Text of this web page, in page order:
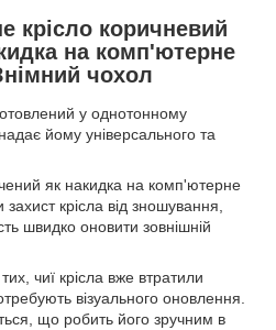
крісло коричневий
на комп'ютерне
чохол
у однотонному
йому універсального та
як накидка на комп'ютерне
захист крісла від зношування,
швидко оновити зовнішній
чиї крісла вже втратили
візуального оновлення.
що робить його зручним в